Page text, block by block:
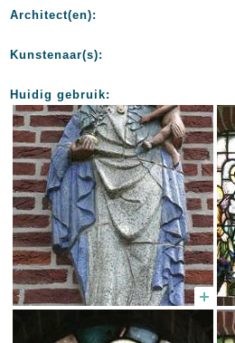
Architect(en):
Kunstenaar(s):
Huidig gebruik: